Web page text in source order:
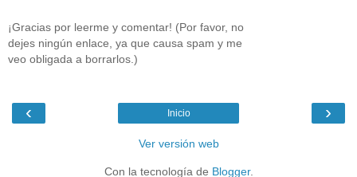
¡Gracias por leerme y comentar! (Por favor, no
dejes ningún enlace, ya que causa spam y me
veo obligada a borrarlos.)
‹ ›
Inicio
Ver versión web
Con la tecnología de Blogger.